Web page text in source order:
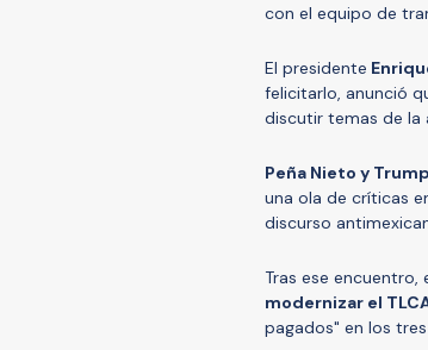
con el equipo de
El presidente
felicitarlo, anunció
discutir temas de la
Peña Nieto y
una ola de críticas
discurso
Tras ese encuentro,
modernizar el
pagados" en los